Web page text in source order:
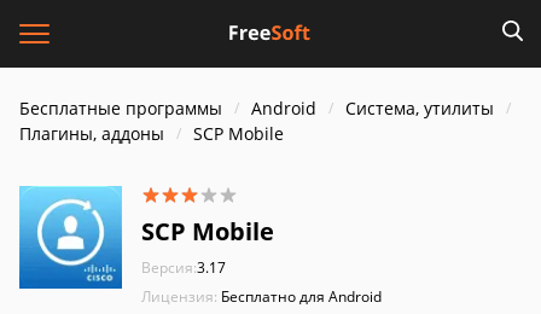
Бесплатные программы Android
Система, утилиты
Плагины, аддоны
SCP Mobile
SCP Mobile
Версия:3.17
Лицензия: Бесплатно для Android